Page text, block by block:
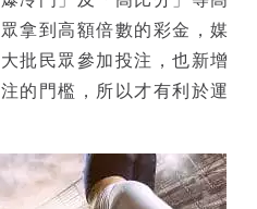
拿到高額倍數的彩金，媒
批民眾參加投注，也新增
的門檻，所以才有利於運